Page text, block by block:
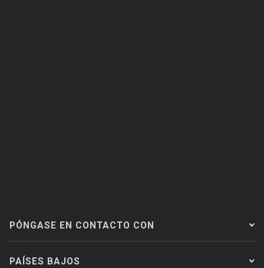
PÓNGASE EN CONTACTO CON
PAÍSES BAJOS